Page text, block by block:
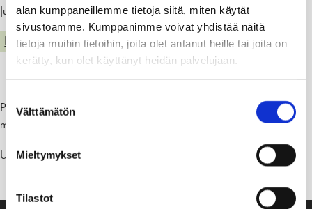
alan kumppaneillemme tietoja siitä, miten käytät
sivustoamme. Kumppanimme voivat yhdistää näitä
tietoja muihin tietoihin, joita olet antanut heille tai joita on
kerätty, kun olet käyttänyt heidän palvelujaan.
valinta
Välttämätön
Mieltymykset
Tilastot
Julkaistu: 28.02.22
LIIKENNE JA VENEILY
Pohjolan liikenteen, Hanko -Lohja- Hanko, liikenne aikataulut
muuttuu 28.2.2022 lähtien.
Uudet aikataulut löytyvät Matkahuollon sivuilta www.matkahuolto.fi